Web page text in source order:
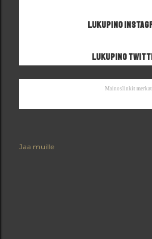
Lukupino
Lukupino
Mainoslinkit
Jaa muille